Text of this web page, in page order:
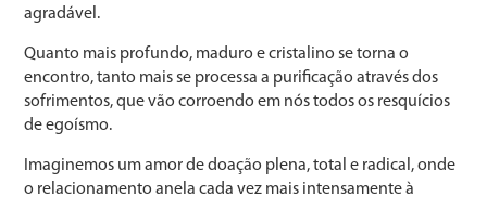
agradável.
Quanto mais profundo, maduro e cristalino se torna o
encontro, tanto mais se processa a purificação através dos
sofrimentos, que vão corroendo em nós todos os resquícios
de egoísmo.
Imaginemos um amor de doação plena, total e radical, onde
o relacionamento anela cada vez mais intensamente à